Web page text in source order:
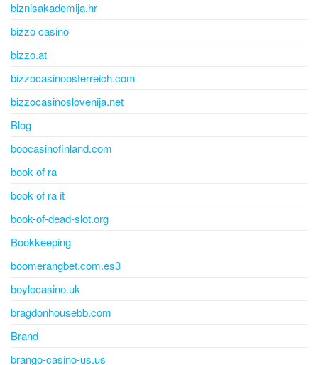
biznisakademija.hr
bizzo casino
bizzo.at
bizzocasinoosterreich.com
bizzocasinoslovenija.net
Blog
boocasinofinland.com
book of ra
book of ra it
book-of-dead-slot.org
Bookkeeping
boomerangbet.com.es3
boylecasino.uk
bragdonhousebb.com
Brand
brango-casino-us.us